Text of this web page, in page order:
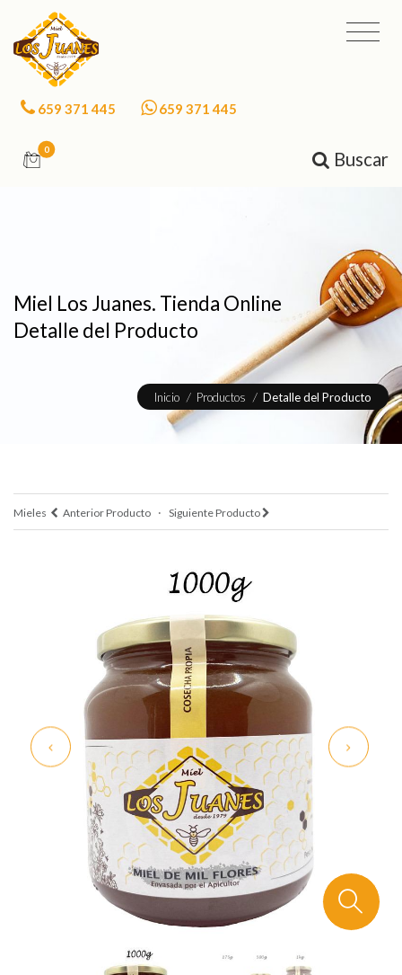
659 371 445 659 371 445
0 Buscar
Miel Los Juanes. Tienda Online
Detalle del Producto
Inicio / Productos / Detalle del Producto
Mieles Anterior Producto · Siguiente Producto